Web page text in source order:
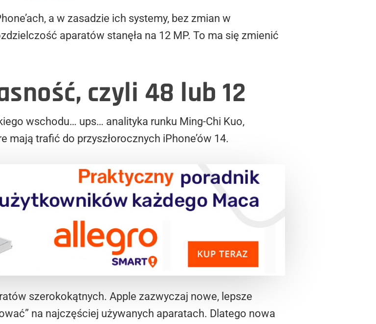
a w zasadzie ich systemy, bez zmian w
aparatów stanęła na 12 MP. To ma się zmienić
czyli 48 lub 12
wschodu… ups… analityka runku Ming-Chi Kuo,
mają trafić do przyszłorocznych iPhone’ów 14.
szerokokątnych. Apple zazwyczaj nowe, lepsze
na najczęściej używanych aparatach. Dlatego nowa